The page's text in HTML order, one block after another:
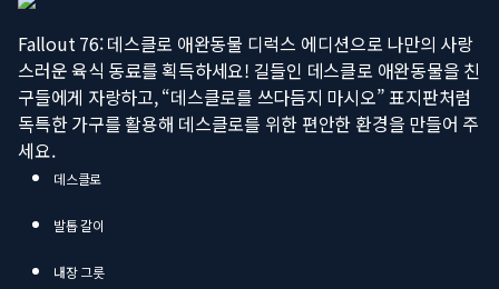
Fallout 76: 데스클로 애완동물 디럭스 에디션으로 나만의 사랑
스러운 육식 동료를 획득하세요! 길들인 데스클로 애완동물을 친
구들에게 자랑하고, “데스클로를 쓰다듬지 마시오” 표지판처럼
독특한 가구를 활용해 데스클로를 위한 편안한 환경을 만들어 주
세요.
데스클로
발톱 갈이
내장 그릇